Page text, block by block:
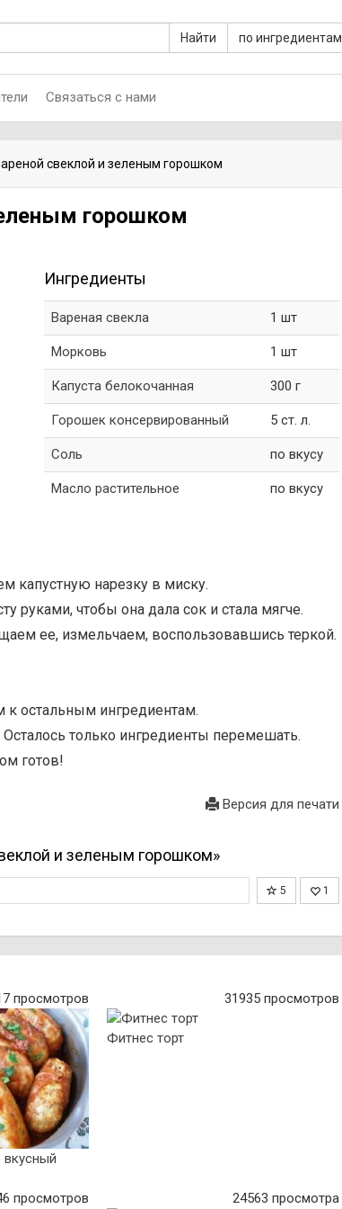
Найти по ингредиентам
Связаться с нами
свеклой и зеленым горошком
горошком
Ингредиенты
Вареная свекла 1 шт
Морковь 1 шт
Капуста белокочанная 300 г
Горошек консервированный 5 ст. л.
Соль по вкусу
Масло растительное по вкусу
капустную нарезку в миску.
руками, чтобы она дала сок и стала мягче.
ее, измельчаем, воспользовавшись теркой.
к остальным ингредиентам.
только ингредиенты перемешать.
готов!
Версия для печати
и зеленым горошком»
5 1
просмотров
вкусный
31935 просмотров
Фитнес торт
просмотров 24563 просмотра